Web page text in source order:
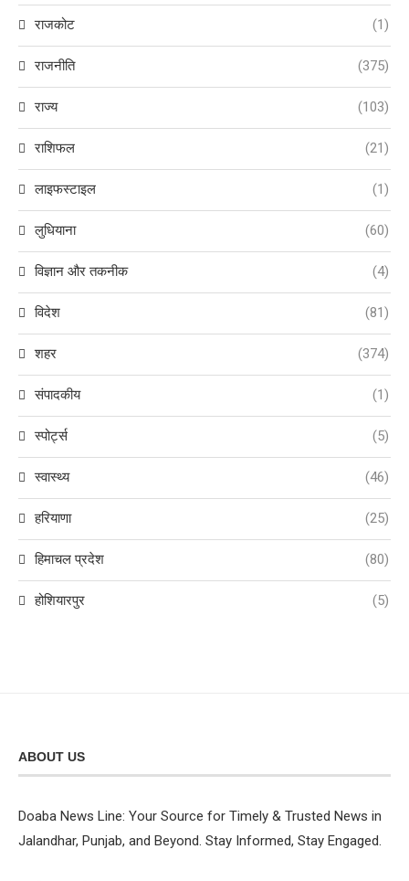
राजकोट (1)
राजनीति (375)
राज्य (103)
राशिफल (21)
लाइफस्टाइल (1)
लुधियाना (60)
विज्ञान और तकनीक (4)
विदेश (81)
शहर (374)
संपादकीय (1)
स्पोर्ट्स (5)
स्वास्थ्य (46)
हरियाणा (25)
हिमाचल प्रदेश (80)
होशियारपुर (5)
ABOUT US
Doaba News Line: Your Source for Timely & Trusted News in
Jalandhar, Punjab, and Beyond. Stay Informed, Stay Engaged.